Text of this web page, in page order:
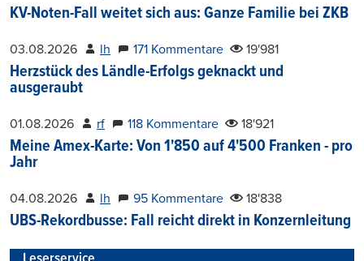
KV-Noten-Fall weitet sich aus: Ganze Familie bei ZKB
03.08.2026 lh 171 Kommentare 19'981
Herzstück des Ländle-Erfolgs geknackt und
ausgeraubt
01.08.2026 rf 118 Kommentare 18'921
Meine Amex-Karte: Von 1'850 auf 4'500 Franken - pro
Jahr
04.08.2026 lh 95 Kommentare 18'838
UBS-Rekordbusse: Fall reicht direkt in Konzernleitung